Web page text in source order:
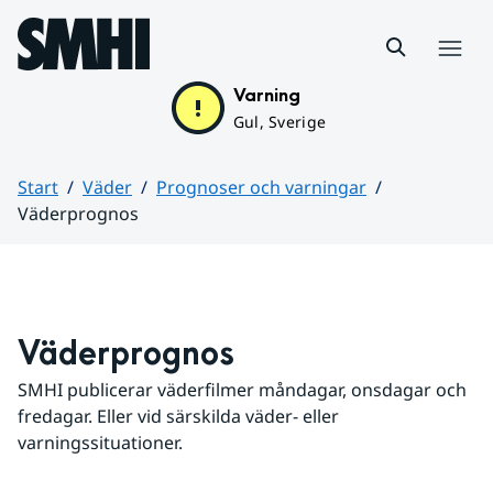
Hoppa till sidans innehåll
Varning
Gul, Sverige
Start Väder
Prognoser och varningar
Väderprognos
Väderprognos
SMHI publicerar väderfilmer måndagar, onsdagar och
fredagar. Eller vid särskilda väder- eller
varningssituationer.